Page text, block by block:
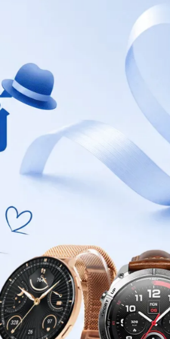
此商品 「 最高
規格說明